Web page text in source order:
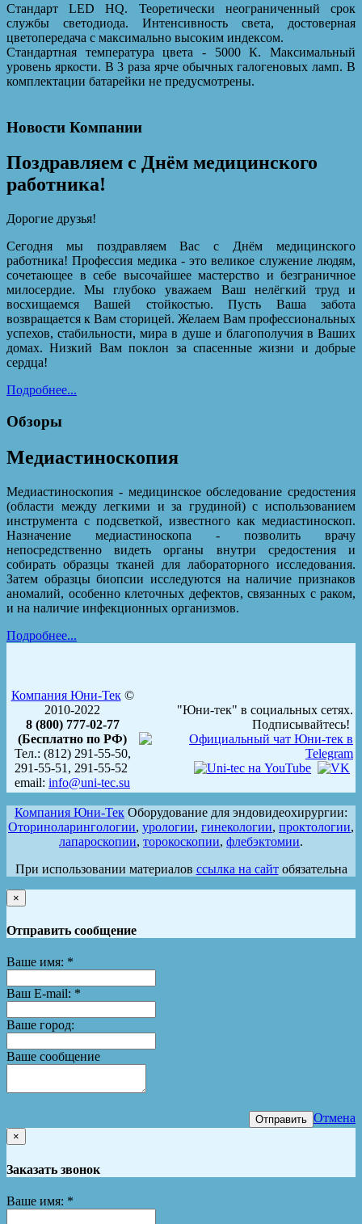
Стандарт LED HQ. Теоретически неограниченный срок
службы светодиода. Интенсивность света, достоверная
цветопередача с максимально высоким индексом.
Стандартная температура цвета - 5000 К. Максимальный
уровень яркости. В 3 раза ярче обычных галогеновых ламп. В
комплектации батарейки не предусмотрены.
Новости Компании
Поздравляем с Днём медицинского
работника!
Дорогие друзья!
Сегодня мы поздравляем Вас с Днём медицинского
работника! Профессия медика - это великое служение людям,
сочетающее в себе высочайшее мастерство и безграничное
милосердие. Мы глубоко уважаем Ваш нелёгкий труд и
восхищаемся Вашей стойкостью. Пусть Ваша забота
возвращается к Вам сторицей. Желаем Вам профессиональных
успехов, стабильности, мира в душе и благополучия в Ваших
домах. Низкий Вам поклон за спасенные жизни и добрые
сердца!
Подробнее...
Обзоры
Медиастиноскопия
Медиастиноскопия - медицинское обследование средостения
(области между легкими и за грудиной) с использованием
инструмента с подсветкой, известного как медиастиноскоп.
Назначение медиастиноскопа - позволить врачу
непосредственно видеть органы внутри средостения и
собирать образцы тканей для лабораторного исследования.
Затем образцы биопсии исследуются на наличие признаков
аномалий, особенно клеточных дефектов, связанных с раком,
и на наличие инфекционных организмов.
Подробнее...
Компания Юни-Тек©
2010-2022
8 (800) 777-02-77
(Бесплатно по РФ)
Тел.: (812) 291-55-50,
291-55-51, 291-55-52
email: info@uni-tec.su
"Юни-тек" в социальных сетях.
Подписывайтесь!
Компания Юни-Тек Оборудование для эндовидеохирургии:
Оториноларингологии, урологии, гинекологии, проктологии,
лапароскопии, торокоскопии, флебэктомии.
При использовании материалов ссылка на сайтобязательна
×
Отправить сообщение
Ваше имя: *
Ваш E-mail: *
Ваше город:
Ваше сообщение
Отправить Отмена
×
Заказать звонок
Ваше имя: *